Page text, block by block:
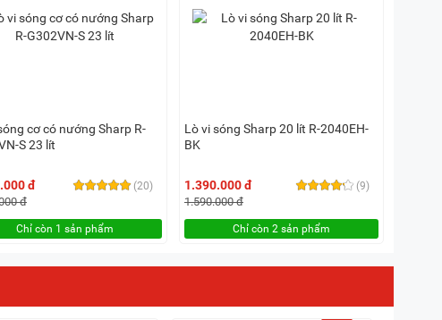
cơ có nướng Sharp R-
S 23 lít
(20)
đ
đ
Chỉ còn 1 sản phẩm
Lò vi sóng Sharp 20 lít R-2040EH-
BK
(9)
1.390.000 đ
1.590.000 đ
Chỉ còn 2 sản phẩm